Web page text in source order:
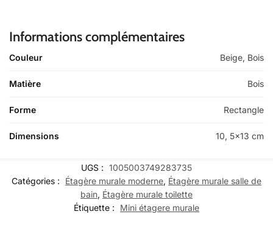
Informations complémentaires
Couleur Beige, Bois
Matière Bois
Forme Rectangle
Dimensions 10, 5×13 cm
UGS : 1005003749283735
Catégories :
Étagère murale moderne, Étagère murale salle de
bain, Étagère murale toilette
Étiquette :
Mini étagere murale